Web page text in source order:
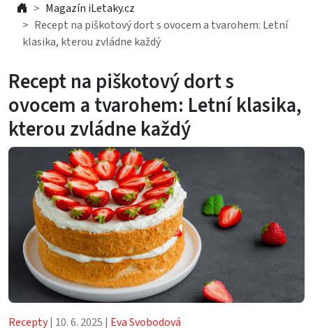
Magazín iLetaky.cz
Recept na piškotový dort s ovocem a tvarohem: Letní
klasika, kterou zvládne každý
Recept na piškotový dort s
ovocem a tvarohem: Letní klasika,
kterou zvládne každý
Recepty| 10. 6. 2025 | Eva Svobodová